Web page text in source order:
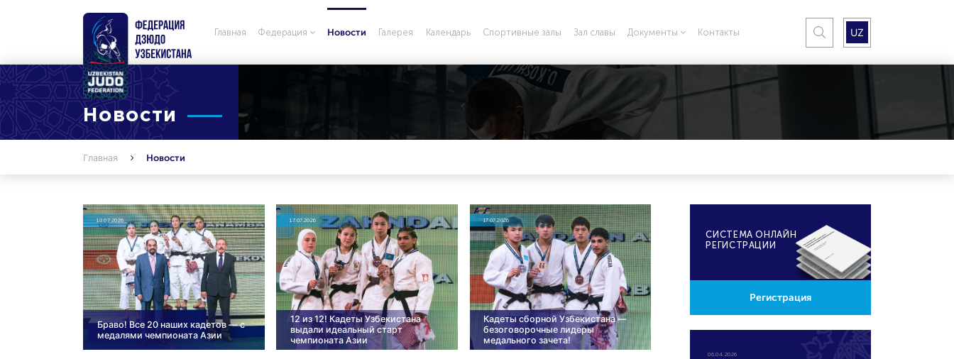
Главная Федерация Новости Галерея Календарь Спортивные залы Зал славы Документы Контакты UZ
Новости
Главная Новости
18.07.2026
Браво! Все 20 наших кадетов — с
медалями чемпионата Азии
17.07.2026
12 из 12! Кадеты Узбекистана
выдали идеальный старт
чемпионата Азии
17.07.2026
Кадеты сборной Узбекистана —
безоговорочные лидеры
медального зачета!
CИСТЕМА ОНЛАЙН
РЕГИСТРАЦИИ
Регистрация
06.04.2026